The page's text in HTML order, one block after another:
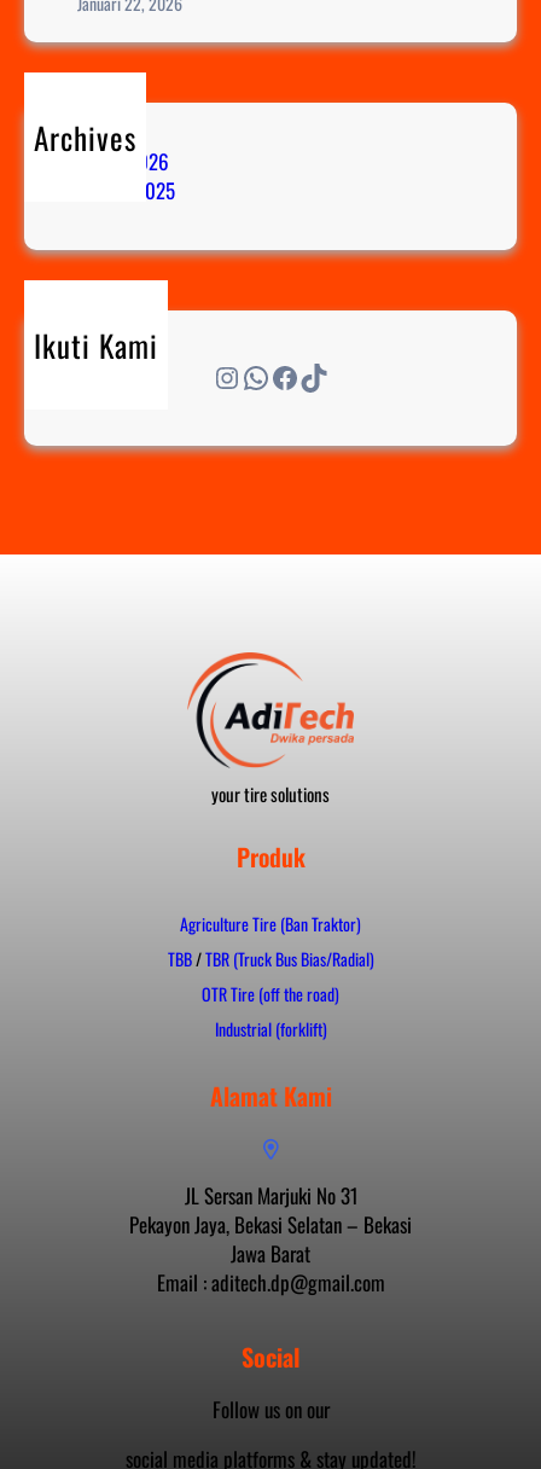
Archives
Januari 2026
Oktober 2025
Ikuti Kami
Instagram WhatsApp Facebook TikTok
your tire solutions
Produk
Agriculture Tire (Ban Traktor)
TBB/TBR (Truck Bus Bias/Radial)
OTR Tire (off the road)
Industrial (forklift)
Alamat Kami
JL Sersan Marjuki No 31
Pekayon Jaya, Bekasi Selatan – Bekasi
Jawa Barat
Email : aditech.dp@gmail.com
Social
Follow us on our
social media platforms & stay updated!